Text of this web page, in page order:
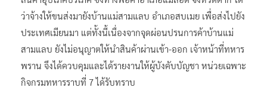
ว่าจ้างให้ขนส่งมายังบ้านแม่สามแลบ อำเภอสบเมย เพื่อส่งไปยัง
ประเทศเมียนมา แต่ทั้งนี้เนื่องจากจุดผ่อนปรนการค้าบ้านแม่
สามแลบ ยังไม่อนุญาตให้นำสินค้าผ่านเข้า-ออก​ เจ้าหน้าที่ทหาร
พราน จึงได้ควบคุมและได้รายงานให้ผู้บังคับบัญชา หน่วยเฉพาะ
กิจกรมทหารราบที่ 7 ได้รับทราบ